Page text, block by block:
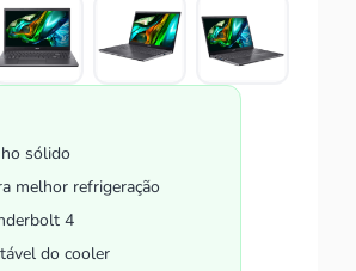
sólido
melhor refrigeração
4
do cooler